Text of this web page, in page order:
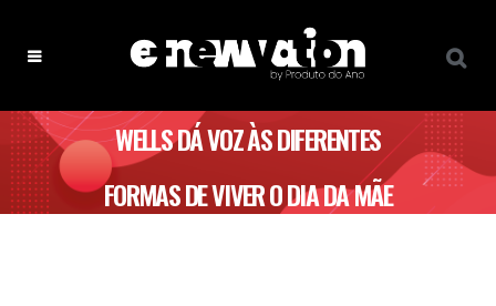
WELLS DÁ VOZ ÀS DIFERENTES
FORMAS DE VIVER O DIA DA MÃE